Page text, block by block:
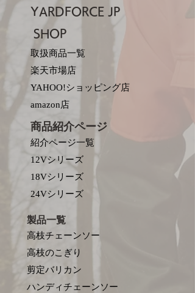
YARDFORCE JP​
SHOP
取扱商品一覧
楽天市場店
YAHOO!ショッピング店
amazon店
商品紹介ページ
紹介ページ一覧
12Vシリーズ
18Vシリーズ
​24Vシリーズ
製品一覧
高枝チェーンソー
高枝のこぎり
剪定バリカン
ハンディチェーンソー